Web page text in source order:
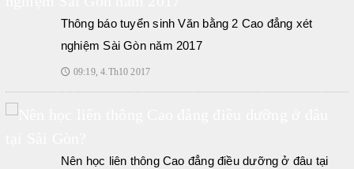
Thông báo tuyển sinh Văn bằng 2 Cao đẳng xét
nghiệm Sài Gòn năm 2017
🕔 09:19, 4.Th10 2017
Nên học liên thông Cao đẳng điều dưỡng ở đâu tại